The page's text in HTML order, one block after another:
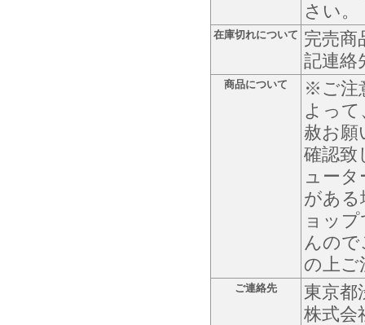
さい。
在庫切れについて 完売商
記連絡
商品について
※ご注
よっ
赦お願
確認致
ュー
があ
ョッ
んの
の上ご
ご連絡先
東京都
株式会